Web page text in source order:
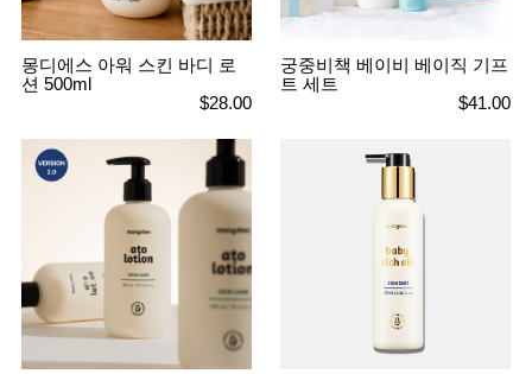
몽디에스 아워 스킨 바디 로
션 500ml
$28.00
궁중비책 베이비 베이직 기프
트 세트
$41.00